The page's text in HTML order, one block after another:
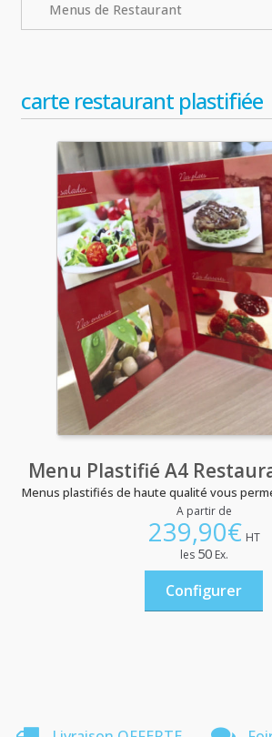
Menus de Restaurant
carte restaurant plastifiée
Menu Plastifié A4
Menus plastifiés de haute qualité vous
A partir de
239,90€ HT
les 50Ex.
Configurer